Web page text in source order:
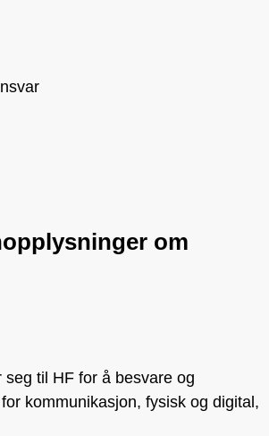
om
til HF for å besvare og
kommunikasjon, fysisk og digital,